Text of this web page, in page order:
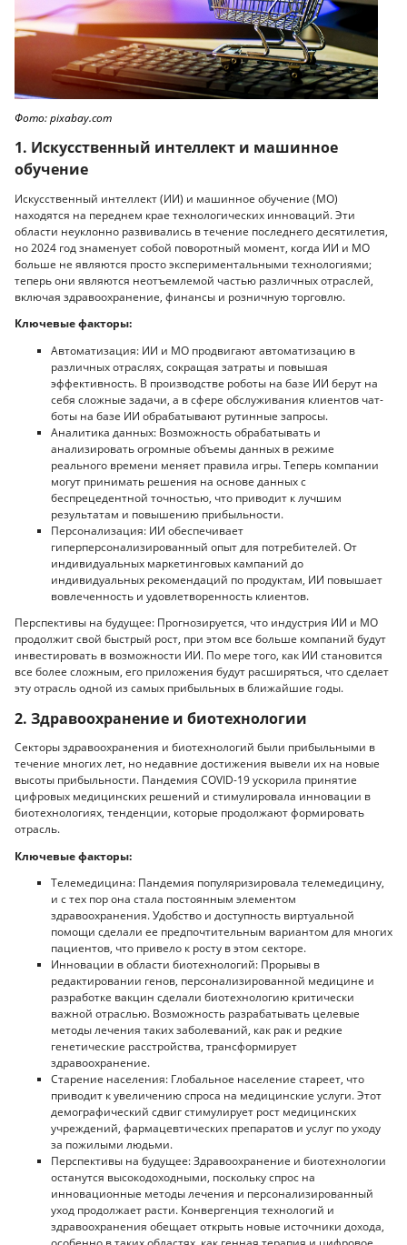
Фото: pixabay.com
1. Искусственный интеллект и машинное
обучение
Искусственный интеллект (ИИ) и машинное обучение (МО)
находятся на переднем крае технологических инноваций. Эти
области неуклонно развивались в течение последнего десятилетия,
но 2024 год знаменует собой поворотный момент, когда ИИ и МО
больше не являются просто экспериментальными технологиями;
теперь они являются неотъемлемой частью различных отраслей,
включая здравоохранение, финансы и розничную торговлю.
Ключевые факторы:
Автоматизация: ИИ и МО продвигают автоматизацию в
различных отраслях, сокращая затраты и повышая
эффективность. В производстве роботы на базе ИИ берут на
себя сложные задачи, а в сфере обслуживания клиентов чат-
боты на базе ИИ обрабатывают рутинные запросы.
Аналитика данных: Возможность обрабатывать и
анализировать огромные объемы данных в режиме
реального времени меняет правила игры. Теперь компании
могут принимать решения на основе данных с
беспрецедентной точностью, что приводит к лучшим
результатам и повышению прибыльности.
Персонализация: ИИ обеспечивает
гиперперсонализированный опыт для потребителей. От
индивидуальных маркетинговых кампаний до
индивидуальных рекомендаций по продуктам, ИИ повышает
вовлеченность и удовлетворенность клиентов.
Перспективы на будущее: Прогнозируется, что индустрия ИИ и МО
продолжит свой быстрый рост, при этом все больше компаний будут
инвестировать в возможности ИИ. По мере того, как ИИ становится
все более сложным, его приложения будут расширяться, что сделает
эту отрасль одной из самых прибыльных в ближайшие годы.
2. Здравоохранение и биотехнологии
Секторы здравоохранения и биотехнологий были прибыльными в
течение многих лет, но недавние достижения вывели их на новые
высоты прибыльности. Пандемия COVID-19 ускорила принятие
цифровых медицинских решений и стимулировала инновации в
биотехнологиях, тенденции, которые продолжают формировать
отрасль.
Ключевые факторы:
Телемедицина: Пандемия популяризировала телемедицину,
и с тех пор она стала постоянным элементом
здравоохранения. Удобство и доступность виртуальной
помощи сделали ее предпочтительным вариантом для многих
пациентов, что привело к росту в этом секторе.
Инновации в области биотехнологий: Прорывы в
редактировании генов, персонализированной медицине и
разработке вакцин сделали биотехнологию критически
важной отраслью. Возможность разрабатывать целевые
методы лечения таких заболеваний, как рак и редкие
генетические расстройства, трансформирует
здравоохранение.
Старение населения: Глобальное население стареет, что
приводит к увеличению спроса на медицинские услуги. Этот
демографический сдвиг стимулирует рост медицинских
учреждений, фармацевтических препаратов и услуг по уходу
за пожилыми людьми.
Перспективы на будущее: Здравоохранение и биотехнологии
останутся высокодоходными, поскольку спрос на
инновационные методы лечения и персонализированный
уход продолжает расти. Конвергенция технологий и
здравоохранения обещает открыть новые источники дохода,